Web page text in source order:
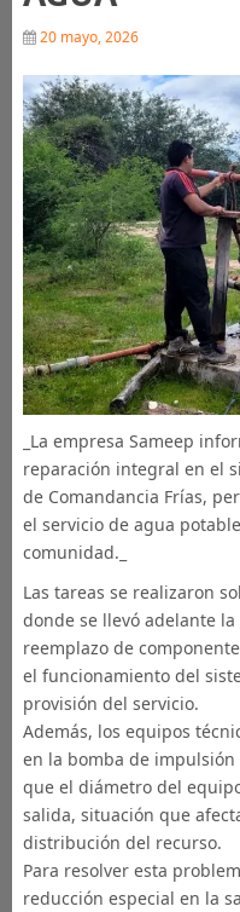
20 mayo, 2026
_La empresa Sameep
reparación integral en el
de Comandancia Frías,
el servicio de agua
comunidad._
Las tareas se realizaron
donde se llevó adelante
reemplazo de
el funcionamiento del
provisión del servicio.
Además, los equipos
en la bomba de
que el diámetro del
salida, situación que
distribución del recurso.
Para resolver esta
reducción especial en la